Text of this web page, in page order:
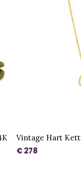
Vintage Hart
€ 278